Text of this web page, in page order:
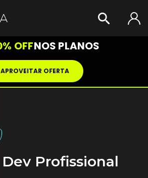
OFFNOS PLANOS
APROVEITAR OFERTA
Profissional